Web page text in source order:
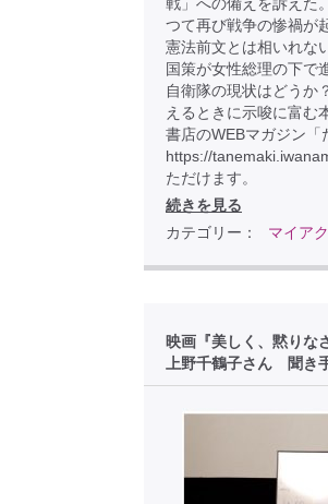
つて再び戦争の惨禍が
憲法前文とは相いれな
国策が女性総理の下で
自衛隊の現状はどう
えるときに示唆に富む
書店のWEBマガジン「
https://
ただけます。
続きを見る
カテゴリー：
マイア
映画『美しく、黙りな
上野千鶴子さん 聞き